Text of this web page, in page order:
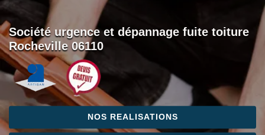
Société urgence et dépannage fuite toiture
Rocheville 06110
NOS REALISATIONS